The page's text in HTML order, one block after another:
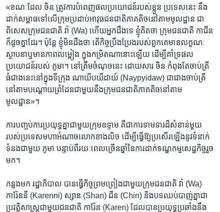
«ខណៈដែល​ ចិន ​ត្រូវ​ការ​បំពេញផលប្រយោជន៍​របស់ខ្លួន ​ប្រទេសនេះ​ ​នឹង​
ដាក់សម្ពាធ​ទៅលើ​ក្រុម​ប្រដាប់​អាវុធជនជាតិ​ភាគតិចនៅតាមមូលដ្ឋាន ជា
ពិសេសក្រុមជនជាតិ វ៉ា (Wa) ហើយអ្នកដឹងទេ ខ្ញុំ​គិតថា ក្រុម​ជន​ជាតិ​ កាជីន
ក៏ដូចគ្នាដែរ។ ប៉ុន្តែ ខ្ញុំ​មិនដឹង​ថា តើ​កិច្ចប្រឹង​ប្រែងរបស់​ពួកគេ​មាន​លក្ខណៈ
ស្ថាបនា​ឬ​មានភាព​លម្អៀង ក្នុងកម្រិត​ណា​នោះឡើយ​ ដើម្បី​គាំទ្រផល
ប្រយោជន៍​របស់​ ភូមា។ នៅ​ត្រឹម​ចំណុច​នេះ ដោយសារ​ ចិន កំពុងតែ​ចាប់​ត្រី​
ធំជាង​នេះនៅក្នុងទីក្រុង​ ណាយីបយីដាយ៍ (Naypyidaw) ជាជាង​ចាប់​ត្រី​
នៅតាម​បណ្តោយ​ព្រំដែន​ជាមួយនឹងក្រុមជនជាតិភាគតិចនៅតាម​
មូលដ្ឋាន»។
ការបញ្ចប់​ការប្រយុទ្ធគ្នាជាមួយក្រុមឧទ្ទាម គឺជា​ការទាមទារ​ដ៏សំខាន់​មួយ​
របស់​ប្រទេស​មហា​អំណាច​លោក​ខាងលិច ដើម្បីធ្វើឱ្យ​ប្រសើរ​ឡើង​នូវ​ទំនាក់
ទំនង​ជាមួយ ភូមា បន្ទាប់ពីរយៈ​ពេល​ច្រើន​ឆ្នាំ​នៃការដាក់​ទណ្ឌកម្ម​សេដ្ឋកិច្ចរួច​
មក។
កន្លងមក រដ្ឋាភិបាល​ ​បាន​ធ្វើ​កិច្ច​ព្រមព្រៀង​ជាមួយក្រុម​ជនជាតិ វ៉ា (Wa)
ការ៉ែននី (Karenni) ស្សាន (Shan) ជីន (Chin) និង​បទឈប់បាញ់គ្នា​ជា
ប្រវត្តិសាស្រ្ត​ជាមួយ​ជនជាតិ ការ៉ែន (Karen) ដែល​បាន​ប្រយុទ្ធប្រឆាំង​នឹង​